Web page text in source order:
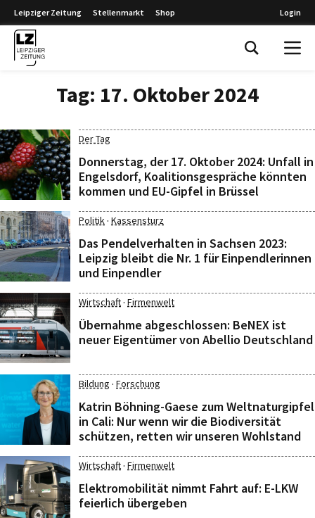
Leipziger Zeitung Stellenmarkt Shop Login
Tag: 17. Oktober 2024
Der Tag
Donnerstag, der 17. Oktober 2024: Unfall in
Engelsdorf, Koalitionsgespräche könnten
kommen und EU-Gipfel in Brüssel
Politik· Kassensturz
Das Pendelverhalten in Sachsen 2023:
Leipzig bleibt die Nr. 1 für Einpendlerinnen
und Einpendler
Wirtschaft· Firmenwelt
Übernahme abgeschlossen: BeNEX ist
neuer Eigentümer von Abellio Deutschland
Bildung · Forschung
Katrin Böhning-Gaese zum Weltnaturgipfel
in Cali: Nur wenn wir die Biodiversität
schützen, retten wir unseren Wohlstand
Wirtschaft· Firmenwelt
Elektromobilität nimmt Fahrt auf: E-LKW
feierlich übergeben